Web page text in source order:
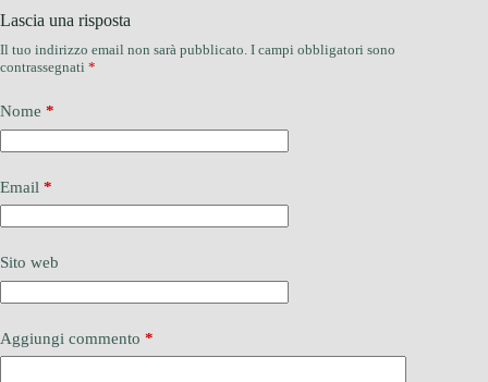
Lascia una risposta
Il tuo indirizzo email non sarà pubblicato. I campi obbligatori sono
contrassegnati *
Nome *
Email *
Sito web
Aggiungi commento *